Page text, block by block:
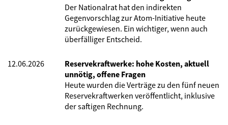
Der Nationalrat hat den indirekten
Gegenvorschlag zur Atom-Initiative heute
zurückgewiesen. Ein wichtiger, wenn auch
überfälliger Entscheid.
12.06.2026
Reservekraftwerke: hohe Kosten, aktuell
unnötig, offene Fragen
Heute wurden die Verträge zu den fünf neuen
Reservekraftwerken veröffentlicht, inklusive
der saftigen Rechnung.